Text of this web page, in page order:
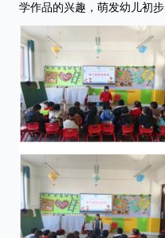
学作品的兴趣，萌发幼儿初